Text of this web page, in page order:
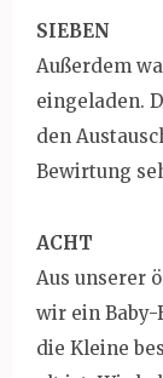
SIEBEN
Außerdem
eingeladen.
den
Bewirtung
ACHT
Aus unserer
wir ein Baby-
die Kleine